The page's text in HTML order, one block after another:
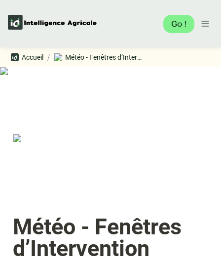
Go !
Accueil / Météo - Fenêtres d’Intervention
Météo - Fenêtres
d’Intervention